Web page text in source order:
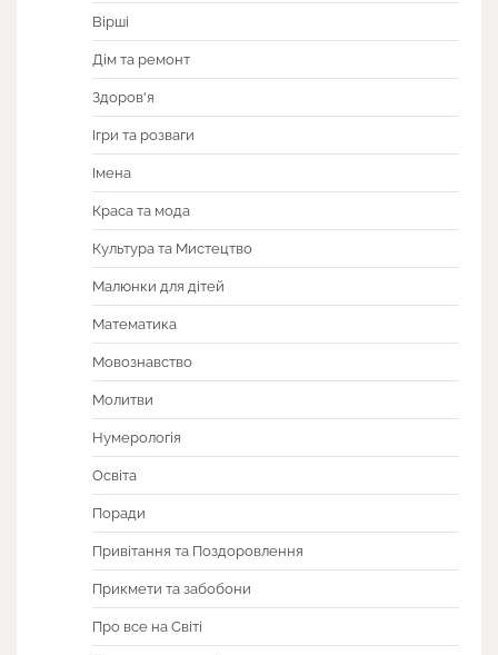
Вірші
Дім та ремонт
Здоров'я
Ігри та розваги
Імена
Краса та мода
Культура та Мистецтво
Малюнки для дітей
Математика
Мовознавство
Молитви
Нумерологія
Освіта
Поради
Привітання та Поздоровлення
Прикмети та забобони
Про все на Світі